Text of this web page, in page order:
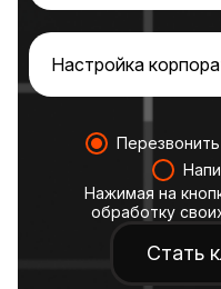
Перезвонить
Нажимая на
обработку
Стать